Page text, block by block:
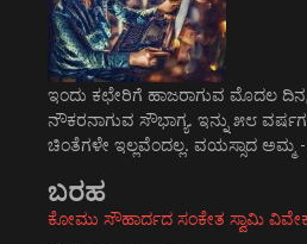
ಇಂದು ಕಛೇರಿಗೆ ಹಾಜರಾಗುವ ಮೊದಲ
ನೌಕರನಾಗುವ ಸೌಭಾಗ್ಯ. ಇನ್ನು ೫೮
ಚಿಂತೆಗಳೇ ಇಲ್ಲವೆಂದಲ್ಲ. ವಯಸ್ಸಾದ ಅಮ್ಮ
ಬರಹ
ಕೋಮು ಸೌಹಾರ್ದದ ಸಂಕೇತ ಸ್ವಾಮಿ